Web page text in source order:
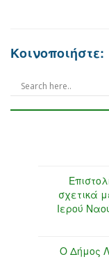
Κοινοποιήστε:
σχετικά
Ιερού
Ο Δήμος